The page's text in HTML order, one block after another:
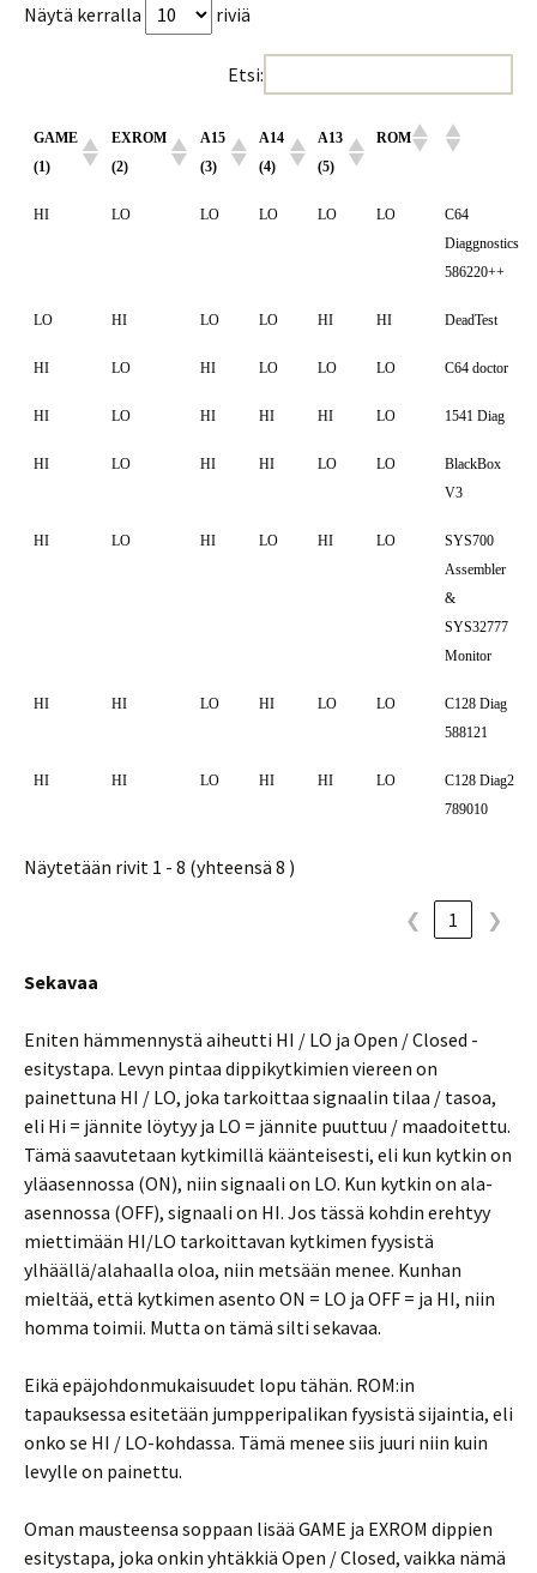
Näytä kerralla riviä
Etsi:
GAME
(1)
EXROM
(2)
A15
(3)
A14
(4)
A13
(5)
ROM
HI LO LO LO LO LO
C64
Diaggnostics
586220++
LO HI LO LO HI HI DeadTest
HI LO HI LO LO LO C64 doctor
HI LO HI HI HI LO 1541 Diag
HI LO HI HI LO LO
BlackBox
V3
HI LO HI LO HI LO
SYS700
Assembler
&
SYS32777
Monitor
HI HI LO HI LO LO
C128 Diag
588121
HI HI LO HI HI LO
C128 Diag2
789010
Näytetään rivit 1 - 8 (yhteensä 8 )
❮ 1 ❯
Sekavaa
Eniten hämmennystä aiheutti HI / LO ja Open / Closed -
esitystapa. Levyn pintaa dippikytkimien viereen on
painettuna HI / LO, joka tarkoittaa signaalin tilaa / tasoa,
eli Hi = jännite löytyy ja LO = jännite puuttuu / maadoitettu.
Tämä saavutetaan kytkimillä käänteisesti, eli kun kytkin on
yläasennossa (ON), niin signaali on LO. Kun kytkin on ala-
asennossa (OFF), signaali on HI. Jos tässä kohdin erehtyy
miettimään HI/LO tarkoittavan kytkimen fyysistä
ylhäällä/alahaalla oloa, niin metsään menee. Kunhan
mieltää, että kytkimen asento ON = LO ja OFF = ja HI, niin
homma toimii. Mutta on tämä silti sekavaa.
Eikä epäjohdonmukaisuudet lopu tähän. ROM:in
tapauksessa esitetään jumpperipalikan fyysistä sijaintia, eli
onko se HI / LO-kohdassa. Tämä menee siis juuri niin kuin
levylle on painettu.
Oman mausteensa soppaan lisää GAME ja EXROM dippien
esitystapa, joka onkin yhtäkkiä Open / Closed, vaikka nämä